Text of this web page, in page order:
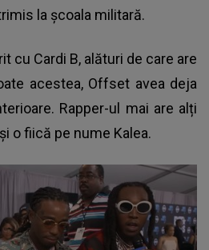
la școala militară.
cu Cardi B, alături de care are
acestea, Offset avea deja
Rapper-ul mai are alți
o fiică pe nume Kalea.